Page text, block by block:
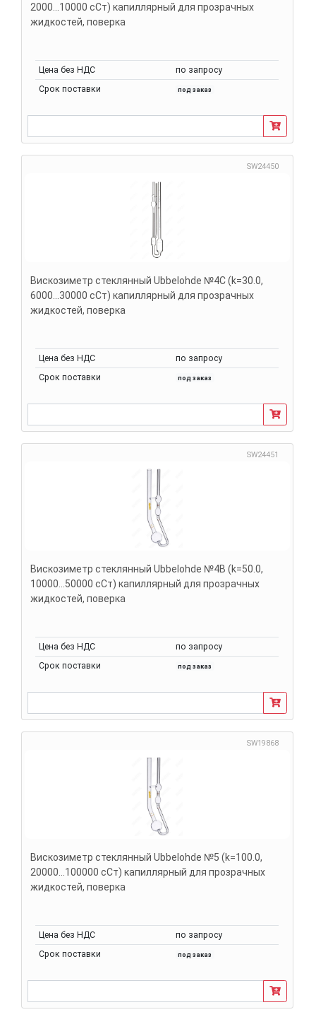
2000...10000 сСт) капиллярный для прозрачных
жидкостей, поверка
Цена без НДС
по запросу
Срок поставки
под заказ
SW24450
Вискозиметр стеклянный Ubbelohde №4C (k=30.0,
6000...30000 сСт) капиллярный для прозрачных
жидкостей, поверка
Цена без НДС
по запросу
Срок поставки
под заказ
SW24451
Вискозиметр стеклянный Ubbelohde №4В (k=50.0,
10000...50000 сСт) капиллярный для прозрачных
жидкостей, поверка
Цена без НДС
по запросу
Срок поставки
под заказ
SW19868
Вискозиметр стеклянный Ubbelohde №5 (k=100.0,
20000...100000 сСт) капиллярный для прозрачных
жидкостей, поверка
Цена без НДС
по запросу
Срок поставки
под заказ